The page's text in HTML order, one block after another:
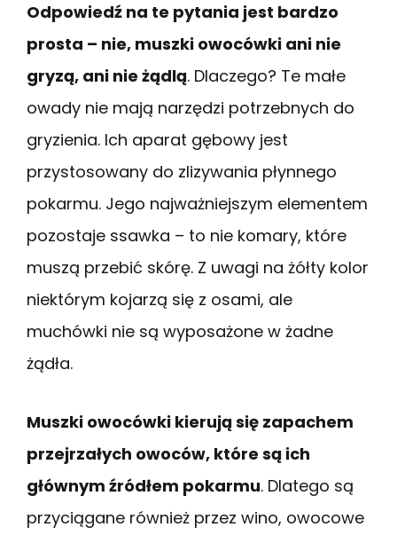
Odpowiedź na te pytania jest bardzo
prosta – nie, muszki owocówki ani nie
gryzą, ani nie żądlą. Dlaczego? Te małe
owady nie mają narzędzi potrzebnych do
gryzienia. Ich aparat gębowy jest
przystosowany do zlizywania płynnego
pokarmu. Jego najważniejszym elementem
pozostaje ssawka – to nie komary, które
muszą przebić skórę. Z uwagi na żółty kolor
niektórym kojarzą się z osami, ale
muchówki nie są wyposażone w żadne
żądła.
Muszki owocówki kierują się zapachem
przejrzałych owoców, które są ich
głównym źródłem pokarmu. Dlatego są
przyciągane również przez wino, owocowe